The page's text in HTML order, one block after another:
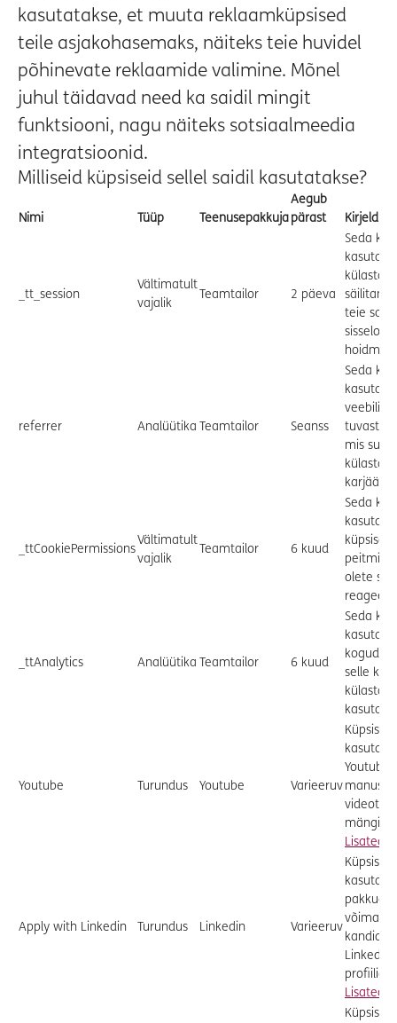
kasutatakse, et muuta reklaamküpsised
teile asjakohasemaks, näiteks teie huvidel
põhinevate reklaamide valimine. Mõnel
juhul täidavad need ka saidil mingit
funktsiooni, nagu näiteks sotsiaalmeedia
integratsioonid.
Milliseid küpsiseid sellel saidil kasutatakse?
Nimi Tüüp Teenusepakkuja
Aegub
pärast
Kirjeldus
_tt_session
Vältimatult
vajalik
Teamtailor 2 päeva
Seda
teie saidil
referrer Analüütika Teamtailor Seanss
Seda
veebilingi
mis
_ttCookiePermissions
Vältimatult
vajalik
Teamtailor 6 kuud
Seda
olete
_ttAnalytics Analüütika Teamtailor 6 kuud
Seda
koguda
selle
Youtube Turundus Youtube Varieeruv
videote
Lisateave
Apply with Linkedin Turundus Linkedin Varieeruv
pakkuda
LinkedIni
profiiliga.
Lisateave